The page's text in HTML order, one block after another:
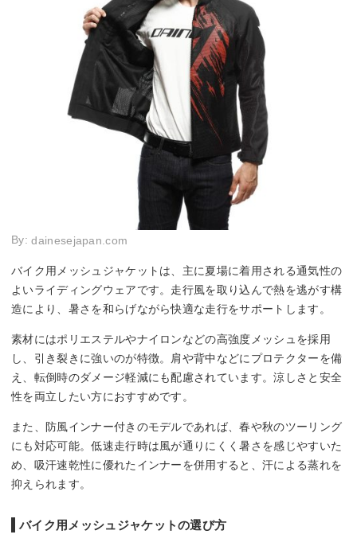
By:dainesejapan.com
バイク用メッシュジャケットは、主に夏場に着用される通気性の
よいライディングウェアです。走行風を取り込んで熱を逃がす構
造により、暑さを和らげながら快適な走行をサポートします。
素材にはポリエステルやナイロンなどの高強度メッシュを採用
し、引き裂きに強いのが特徴。肩や背中などにプロテクターを備
え、転倒時のダメージ軽減にも配慮されています。涼しさと安全
性を両立したい方におすすめです。
また、防風インナー付きのモデルであれば、春や秋のツーリング
にも対応可能。低速走行時は風が通りにくく暑さを感じやすいた
め、吸汗速乾性に優れたインナーを併用すると、汗による蒸れを
抑えられます。
バイク用メッシュジャケットの選び方